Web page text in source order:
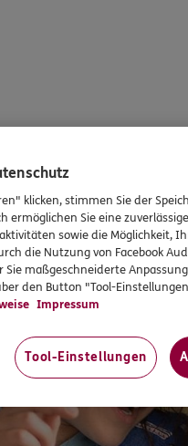
klicken, stimmen Sie der
ermöglichen Sie eine
sowie die Möglichkeit,
die Nutzung von Facebook
maßgeschneiderte
den Button "Tool-
Impressum
Tool-Einstellungen